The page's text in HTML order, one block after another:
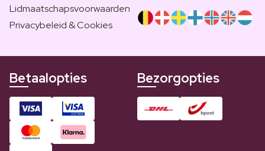
Lidmaatschapsvoorwaarden
Privacybeleid & Cookies
Betaalopties Bezorgopties